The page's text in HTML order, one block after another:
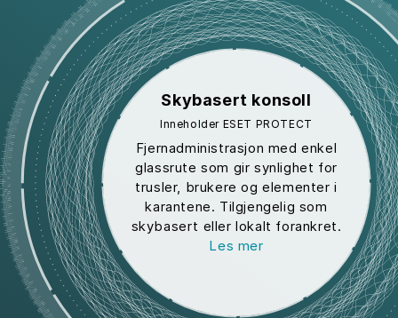
Skybasert konsoll
Inneholder ESET PROTECT
Fjernadministrasjon med enkel
glassrute som gir synlighet for
trusler, brukere og elementer i
karantene. Tilgjengelig som
skybasert eller lokalt forankret.
Les mer